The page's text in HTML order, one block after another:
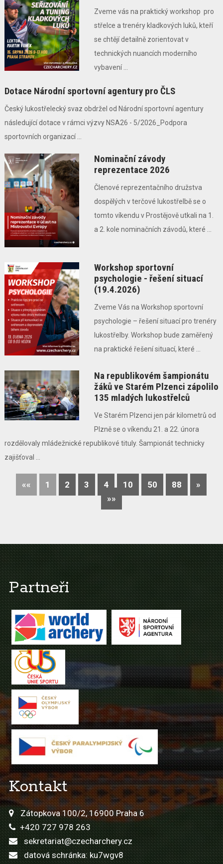
Zveme vás na praktický workshop pro
střelce a trenéry kladkových luků, kteří
se chtějí detailně zorientovat v
technických nuancích moderního
vybavení ...
Dotace Národní sportovní agentury pro ČLS
Český lukostřelecký svaz obdržel od Národní sportovní agentury
následující dotace v rámci výzvy NSA26 - 5/2026_Podpora
sportovních organizací ...
Nominační závody
reprezentace 2026
Členové reprezentačního družstva
dospělých v terčové lukostřelbě se o
tomto víkendu v Prostějově utkali na 1.
a 2. kole nominačních závodů, které ...
Workshop sportovní
psychologie - řešení situací
(19.4.2026)
Zveme Vás na Workshop sportovní
psychologie – řešení situací pro trenéry
lukostřelby. Workshop bude zaměřený
na praktické řešení situací, které ...
Na republikovém šampionátu
žáků ve Starém Plzenci zápolilo
135 mladých lukostřelců
Ve Starém Plzenci jen pár kilometrů od
Plzně se o víkendu 21. a 22. února
rozdělovaly mládežnické republikové tituly. Šampionát technicky
zajišťoval ...
«« 1 2 3 4 10 50 88
»
»»
Partneři
Kontakt
Zátopkova 100/2, 16900 Praha 6
+420 727 978 263
sekretariat@czecharchery.cz
datová schránka: ku7wgv8